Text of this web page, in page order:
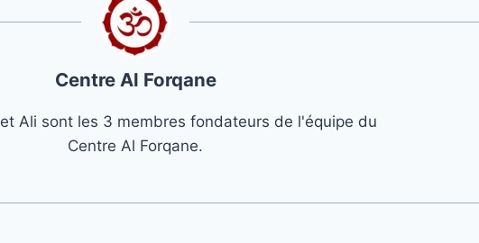
Centre Al Forqane
Ali sont les 3 membres fondateurs de l'équipe du
Centre Al Forqane.